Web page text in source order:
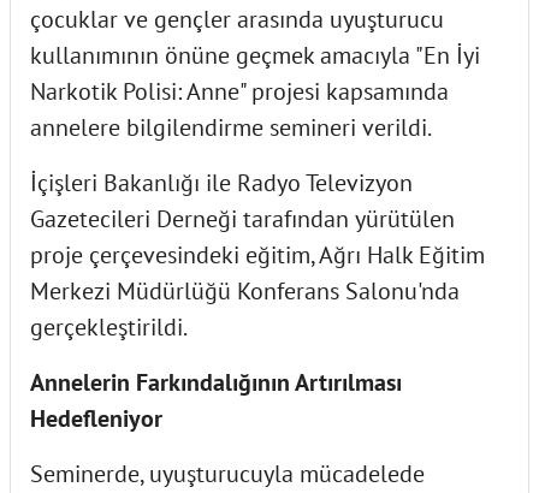
çocuklar ve gençler arasında uyuşturucu
kullanımının önüne geçmek amacıyla "En İyi
Narkotik Polisi: Anne" projesi kapsamında
annelere bilgilendirme semineri verildi.
İçişleri Bakanlığı ile Radyo Televizyon
Gazetecileri Derneği tarafından yürütülen
proje çerçevesindeki eğitim, Ağrı Halk Eğitim
Merkezi Müdürlüğü Konferans Salonu'nda
gerçekleştirildi.
Annelerin Farkındalığının Artırılması
Hedefleniyor
Seminerde, uyuşturucuyla mücadelede